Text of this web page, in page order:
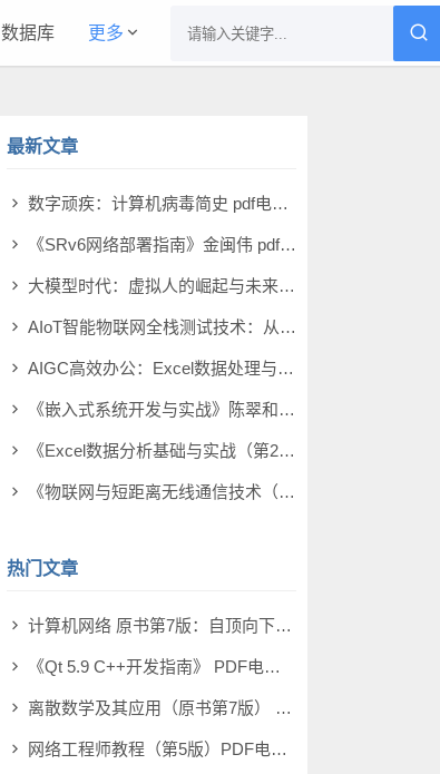
数据库 更多
最新文章
数字顽疾：计算机病毒简史 pdf电子书[14MB]
《SRv6网络部署指南》金闽伟 pdf电子书[14MB]
大模型时代：虚拟人的崛起与未来 pdf电子书[9MB]
AIoT智能物联网全栈测试技术：从原理到实战 pdf电子书[7MB]
AIGC高效办公：Excel数据处理与分析（微课版） pdf电子书[39MB]
《嵌入式系统开发与实战》陈翠和 pdf电子书[49MB]
《Excel数据分析基础与实战（第2版）（微课版）》徐晓昭 pdf电子书[27MB]
《物联网与短距离无线通信技术（第3版）》董健 pdf电子书[19MB]
热门文章
计算机网络 原书第7版：自顶向下方法 PDF电子书 [73MB]
《Qt 5.9 C++开发指南》 PDF电子书 [277MB]
离散数学及其应用（原书第7版） PDF电子书 [174MB]
网络工程师教程（第5版）PDF电子书 [108MB]